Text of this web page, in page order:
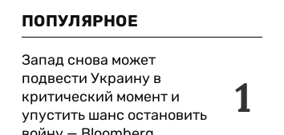
ПОПУЛЯРНОЕ
1
Запад снова может
подвести Украину в
критический момент и
упустить шанс остановить